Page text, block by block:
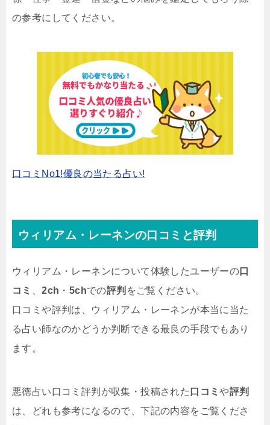
の参考にしてください。
口コミNo1!優良の当たる占い!
ウィリアム・レーネンの口コミと評判
ウィリアム・レーネンについて体験したユーザーの口
コミ
、2ch ・ 5chでの評判 をご覧ください。
口コミや評判は、ウィリアム・レーネンが本当に当た
る占い師なのかどうか判断できる最良の手段でもあり
ます。
悪徳占い口コミ評判が収集・投稿された 口コミや評判
は、どれも参考になるので、下記の内容をご覧くださ